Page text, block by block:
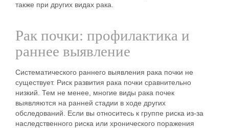
также при других видах рака.
Рак почки: профилактика и
раннее выявление
Систематического раннего выявления рака почки не
существует. Риск развития рака почки сравнительно
низкий. Тем не менее, многие виды рака почек
выявляются на ранней стадии в ходе других
обследований. Если вы относитесь к группе риска из-за
наследственного риска или хронического поражения